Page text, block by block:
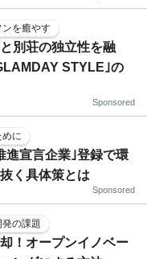
を癒やす
別荘の独立性を融
STYLE｣の
Sponsored
に
進宣言企業｣登録で環
く具体策とは
Sponsored
の課題
！オープンイノベー